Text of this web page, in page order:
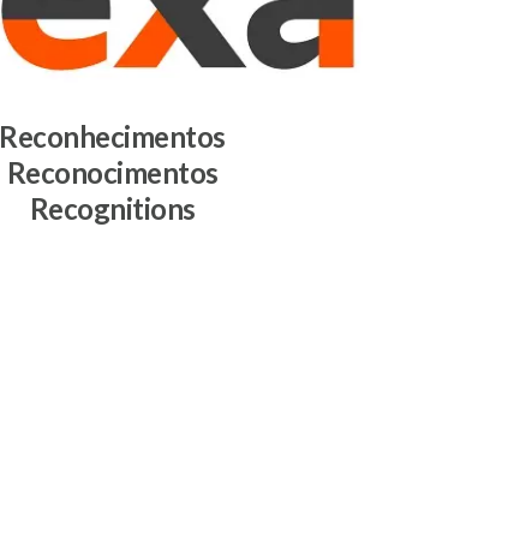
Reconhecimentos
Reconocimentos
Recognitions